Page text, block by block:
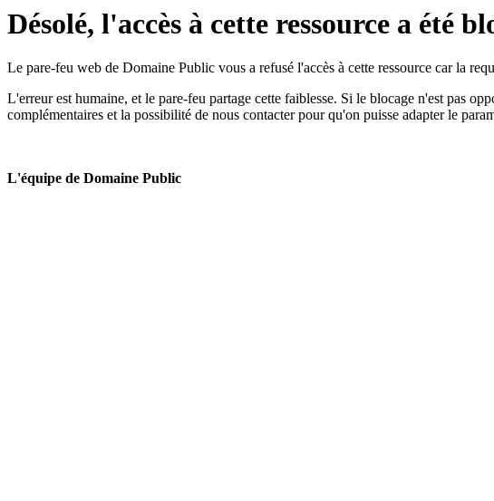
Désolé, l'accès à cette ressource a été
Le pare-feu web de Domaine Public vous a refusé l'accès à cette ressource car la
L'erreur est humaine, et le pare-feu partage cette faiblesse. Si le blocage n'est pas
complémentaires et la possibilité de nous contacter pour qu'on puisse adapter le
L'équipe de Domaine Public